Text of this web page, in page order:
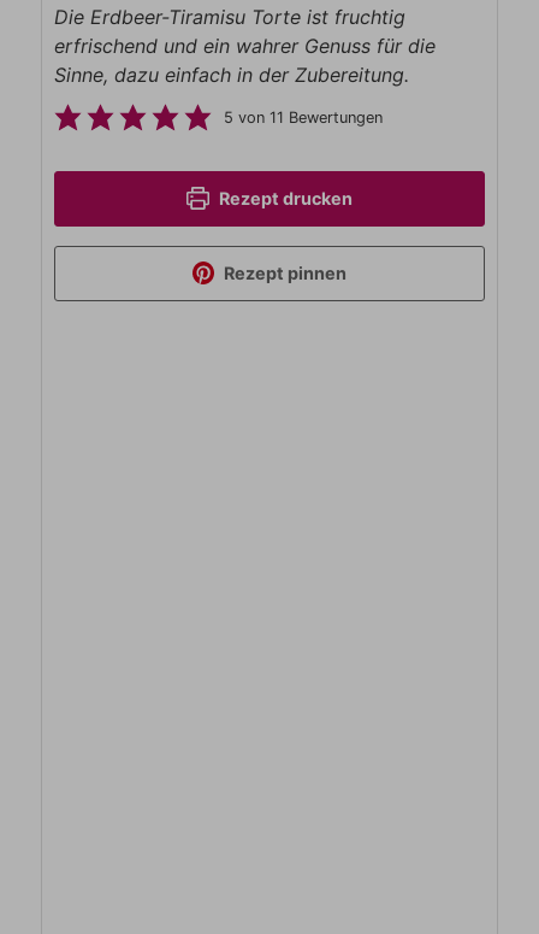
Die Erdbeer-Tiramisu Torte ist fruchtig
erfrischend und ein wahrer Genuss für die
Sinne, dazu einfach in der Zubereitung.
5 von 11 Bewertungen
Rezept drucken
Rezept pinnen